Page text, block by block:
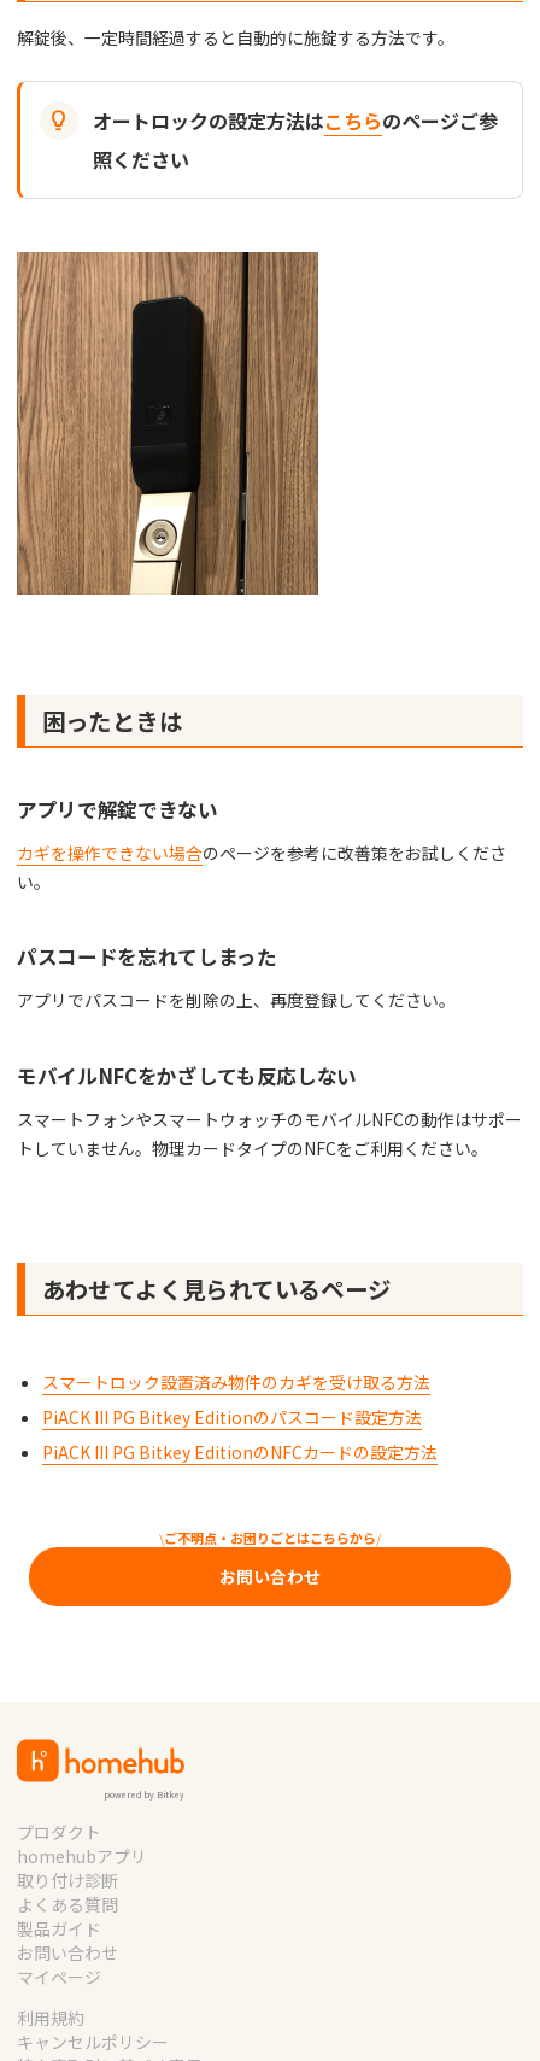
解錠後、一定時間経過すると自動的に施錠する方法です。
 オートロックの設定方法はこちらのページご参
照ください
困ったときは
アプリで解錠できない
カギを操作できない場合のページを参考に改善策をお試しくださ
い。
パスコードを忘れてしまった
アプリでパスコードを削除の上、再度登録してください。
モバイルNFCをかざしても反応しない
スマートフォンやスマートウォッチのモバイルNFCの動作はサポー
トしていません。物理カードタイプのNFCをご利用ください。
あわせてよく見られているページ
スマートロック設置済み物件のカギを受け取る方法
PiACK III PG Bitkey Editionのパスコード設定方法
PiACK III PG Bitkey EditionのNFCカードの設定方法
\ご不明点・お困りごとはこちらから/
お問い合わせ
powered by Bitkey
プロダクト
homehubアプリ
取り付け診断
よくある質問
製品ガイド
お問い合わせ
マイページ
利用規約
キャンセルポリシー